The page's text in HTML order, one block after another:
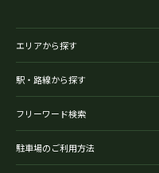
エリアから探す
駅・路線から探す
フリーワード検索
駐車場のご利用方法